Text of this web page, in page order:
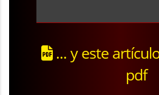
... y este
pdf